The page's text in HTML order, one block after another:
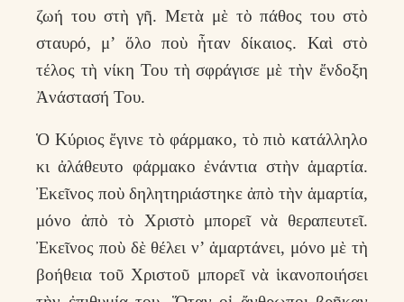
ζωή του στὴ γῆ. Μετὰ μὲ τὸ πάθος του στὸ
σταυρό, μ’ ὅλο ποὺ ἦταν δίκαιος. Καὶ στὸ
τέλος τὴ νίκη Του τὴ σφράγισε μὲ τὴν ἔνδοξη
Ἀνάστασή Του.
Ὁ Κύριος ἔγινε τὸ φάρμακο, τὸ πιὸ κατάλληλο
κι ἀλάθευτο φάρμακο ἐνάντια στὴν ἁμαρτία.
Ἐκεῖνος ποὺ δηλητηριάστηκε ἀπὸ τὴν ἁμαρτία,
μόνο ἀπὸ τὸ Χριστὸ μπορεῖ νὰ θεραπευτεῖ.
Ἐκεῖνος ποὺ δὲ θέλει ν’ ἁμαρτάνει, μόνο μὲ τὴ
βοήθεια τοῦ Χριστοῦ μπορεῖ νὰ ἱκανοποιήσει